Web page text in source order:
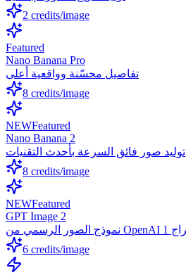
2 credits/image
Featured
Nano Banana Pro
تفاصيل محسّنة وواقعية أعلى
8 credits/image
NEWFeatured
Nano Banana 2
توليد صور فائق السرعة بأحدث التقنيات
8 credits/image
NEWFeatured
GPT Image 2
6 credits/image